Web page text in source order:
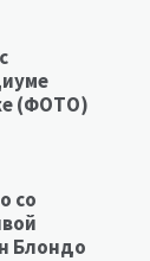
(ФОТО)
со
Блондо